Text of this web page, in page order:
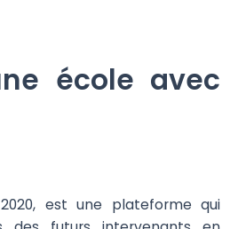
école avec
est une plateforme qui